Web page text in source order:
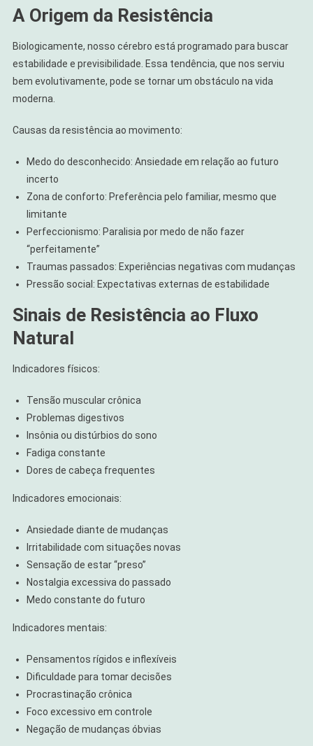
A Origem da Resistência
Biologicamente, nosso cérebro está programado para buscar
estabilidade e previsibilidade. Essa tendência, que nos serviu
bem evolutivamente, pode se tornar um obstáculo na vida
moderna.
Causas da resistência ao movimento:
Medo do desconhecido: Ansiedade em relação ao futuro
incerto
Zona de conforto: Preferência pelo familiar, mesmo que
limitante
Perfeccionismo: Paralisia por medo de não fazer
“perfeitamente”
Traumas passados: Experiências negativas com mudanças
Pressão social: Expectativas externas de estabilidade
Sinais de Resistência ao Fluxo
Natural
Indicadores físicos:
Tensão muscular crônica
Problemas digestivos
Insônia ou distúrbios do sono
Fadiga constante
Dores de cabeça frequentes
Indicadores emocionais:
Ansiedade diante de mudanças
Irritabilidade com situações novas
Sensação de estar “preso”
Nostalgia excessiva do passado
Medo constante do futuro
Indicadores mentais:
Pensamentos rígidos e inflexíveis
Dificuldade para tomar decisões
Procrastinação crônica
Foco excessivo em controle
Negação de mudanças óbvias